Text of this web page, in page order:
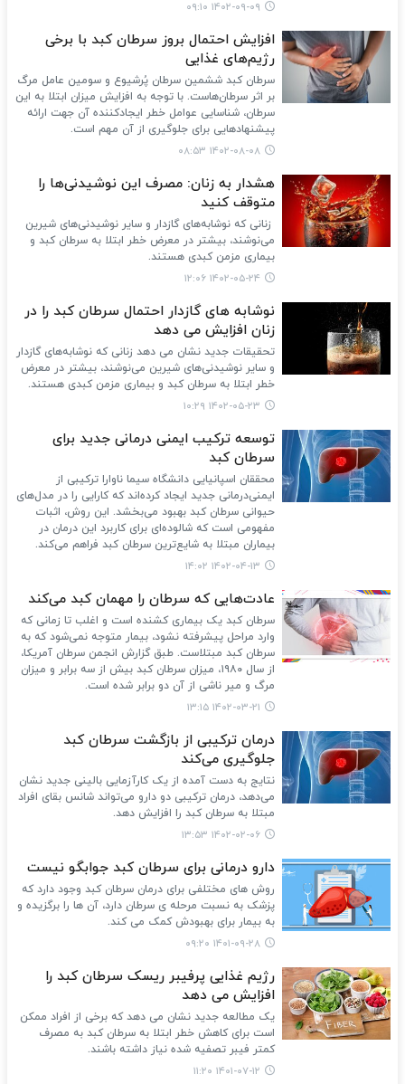
۱۴۰۲-۰۹-۰۹ ۰۹:۱۰
افزایش احتمال بروز سرطان کبد با برخی
رژیم‌های غذایی
سرطان کبد ششمین سرطان پُرشیوع و سومین عامل مرگ
بر اثر سرطان‌هاست. با توجه به افزایش میزان ابتلا به این
سرطان، شناسایی عوامل خطر ایجادکننده آن جهت ارائه
پیشنهادهایی برای جلوگیری از آن مهم است.
۱۴۰۲-۰۸-۰۸ ۰۸:۵۳
هشدار به زنان: مصرف این نوشیدنی‌ها را
متوقف کنید
زنانی که نوشابه‌های گازدار و سایر نوشیدنی‌های شیرین
می‌نوشند، بیشتر در معرض خطر ابتلا به سرطان کبد و
بیماری مزمن کبدی هستند.
۱۴۰۲-۰۵-۲۴ ۱۲:۰۶
نوشابه های گازدار احتمال سرطان کبد را در
زنان افزایش می دهد
تحقیقات جدید نشان می دهد زنانی که نوشابه‌های گازدار
و سایر نوشیدنی‌های شیرین می‌نوشند، بیشتر در معرض
خطر ابتلا به سرطان کبد و بیماری مزمن کبدی هستند.
۱۴۰۲-۰۵-۲۳ ۱۰:۲۹
توسعه ترکیب ایمنی‌ درمانی جدید برای
سرطان کبد
محققان اسپانیایی دانشگاه سیما ناوارا ترکیبی از
ایمنی‌درمانی جدید ایجاد کرده‌اند که کارایی را در مدل‌های
حیوانی سرطان کبد بهبود می‌بخشد. این روش، اثبات
مفهومی است که شالوده‌ای برای کاربرد این درمان در
بیماران مبتلا به شایع‌ترین سرطان کبد فراهم می‌کند.
۱۴۰۲-۰۴-۱۳ ۱۴:۰۲
عادت‌هایی که سرطان را مهمان کبد می‌کند
سرطان کبد یک بیماری کشنده است و اغلب تا زمانی که
وارد مراحل پیشرفته‌ نشود، بیمار متوجه نمی‌شود که به
سرطان کبد مبتلاست. طبق گزارش انجمن سرطان آمریکا،
از سال ۱۹۸۰، میزان سرطان کبد بیش از سه برابر و میزان
مرگ و میر ناشی از آن دو برابر شده است.
۱۴۰۲-۰۳-۲۱ ۱۳:۱۵
درمان ترکیبی از بازگشت سرطان کبد
جلوگیری می‌کند
نتایج به دست آمده از یک کارآزمایی بالینی جدید نشان
می‌دهد، درمان ترکیبی دو دارو می‌تواند شانس بقای افراد
مبتلا به سرطان کبد را افزایش دهد.
۱۴۰۲-۰۲-۰۶ ۱۳:۵۳
دارو درمانی برای سرطان کبد جوابگو نیست
روش های مختلفی برای درمان سرطان کبد وجود دارد که
پزشک به نسبت مرحله ی سرطان دارد، آن ها را برگزیده و
به بیمار برای بهبودش کمک می کند.
۱۴۰۱-۰۹-۲۸ ۰۹:۲۰
رژیم غذایی پرفیبر ریسک سرطان کبد را
افزایش می دهد
یک مطالعه جدید نشان می دهد که برخی از افراد ممکن
است برای کاهش خطر ابتلا به سرطان کبد به مصرف
کمتر فیبر تصفیه شده نیاز داشته باشند.
۱۴۰۱-۰۷-۱۲ ۱۱:۲۰